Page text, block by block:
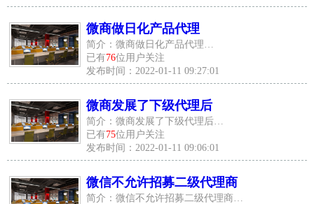
微商做日化产品代理
简介：微商做日化产品代理…
已有76位用户关注
发布时间：2022-01-11 09:27:01
微商发展了下级代理后
简介：微商发展了下级代理后…
已有75位用户关注
发布时间：2022-01-11 09:06:01
微信不允许招募二级代理商
简介：微信不允许招募二级代理商…